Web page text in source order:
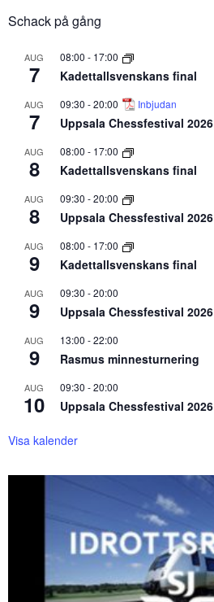
Schack på gång
AUG
7
08:00 - 17:00
Kadettallsvenskans final
AUG
7
09:30 -20:00 Inbjudan
Uppsala Chessfestival 2026
AUG
8
08:00 - 17:00
Kadettallsvenskans final
AUG
8
09:30 -20:00
Uppsala Chessfestival 2026
AUG
9
08:00 - 17:00
Kadettallsvenskans final
AUG
9
09:30 -20:00
Uppsala Chessfestival 2026
AUG
9
13:00 -22:00
Rasmus minnesturnering
AUG
10
09:30 -20:00
Uppsala Chessfestival 2026
Visa kalender